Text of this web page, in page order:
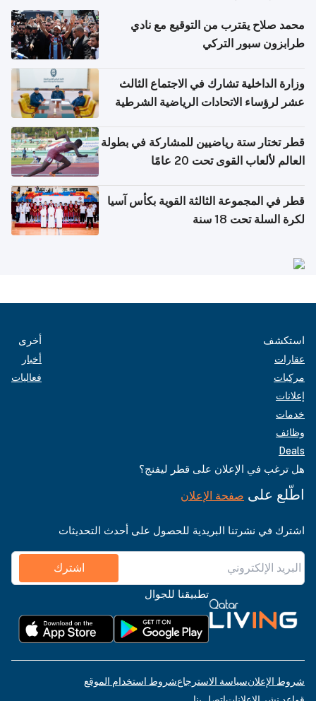
محمد صلاح يقترب من التوقيع مع نادي
طرابزون سبور التركي
وزارة الداخلية تشارك في الاجتماع الثالث
عشر لرؤساء الاتحادات الرياضية الشرطية
قطر تختار ستة رياضيين للمشاركة في بطولة
العالم لألعاب القوى تحت 20 عامًا
قطر في المجموعة الثالثة القوية بكأس آسيا
لكرة السلة تحت 18 سنة
استكشف
عقارات
مركبات
إعلانات
خدمات
وظائف
Deals
أخرى
أخبار
فعاليات
هل ترغب في الإعلان على قطر ليفنج؟
اطّلع على صفحة الإعلان
اشترك في نشرتنا البريدية للحصول على أحدث التحديثات
اشترك
تطبيقنا للجوال
شروط الإعلانسياسة الاسترجاعشروط استخدام الموقع